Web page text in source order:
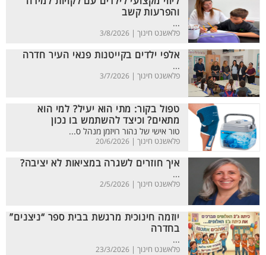
והפרעות קשב
...
פלאשנט חינוך | 3/8/2026
אלפי ילדים בקייטנות פנאי העיר חדרה
...
פלאשנט חינוך | 3/7/2026
טפול בקור: מתי הוא יעיל? למי הוא
מתאים? וכיצד להשתמש בו נכון
טור אישי של נהור רויזמן מנהל ס...
פלאשנט חינוך | 20/6/2026
איך חוזרים לשגרה במציאות לא יציבה?
...
פלאשנט חינוך | 2/5/2026
יוזמה חינוכית מרגשת בבית ספר “ניצנים”
בחדרה
...
פלאשנט חינוך | 23/3/2026